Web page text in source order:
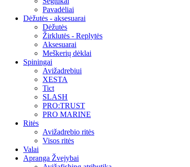
Pavadėliai
Dėžutės - aksesuarai
Dėžutės
Žirklutės - Replytės
Aksesuarai
Meškerių dėklai
Spiningai
Avižadrebiui
XESTA
Tict
SLASH
PRO:TRUST
PRO MARINE
Ritės
Avižadrebio ritės
Visos ritės
Valai
Apranga Žvejybai